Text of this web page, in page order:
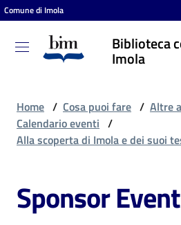
Vai al contenuto
Vai alla navigazione
Vai al footer
Comune di Imola
Biblioteca
Imola
Biblioteca
comunale
Cosa
Home / Cosa puoi fare / Altre
Calendario eventi /
Alla scoperta di Imola e dei suoi
Sponsor